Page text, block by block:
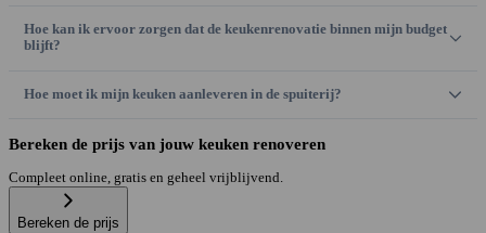
Hoe kan ik ervoor zorgen dat de keukenrenovatie binnen mijn budget
blijft?
Hoe moet ik mijn keuken aanleveren in de spuiterij?
Bereken de prijs van jouw keuken renoveren
Compleet online, gratis en geheel vrijblijvend.
Bereken de prijs